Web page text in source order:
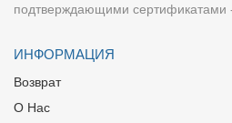
подтверждающими сертификатами
ИНФОРМАЦИЯ
Возврат
О Нас